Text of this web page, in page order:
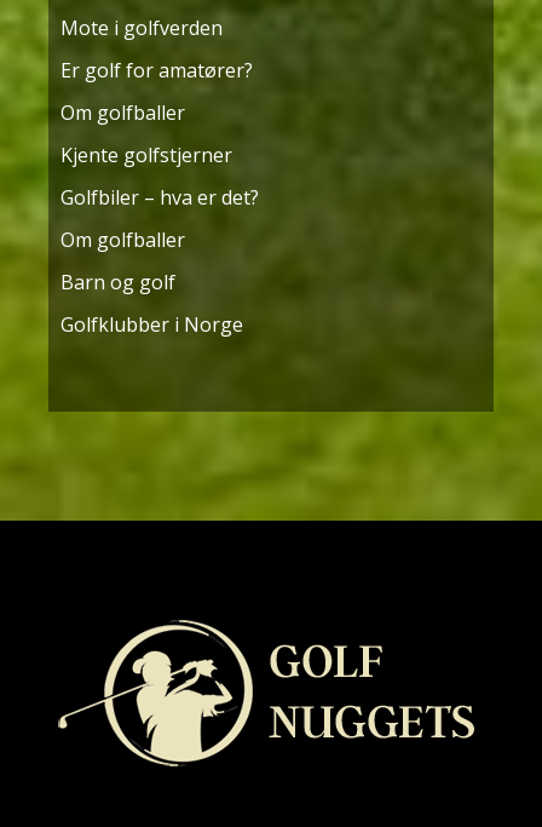
Mote i golfverden
Er golf for amatører?
Om golfballer
Kjente golfstjerner
Golfbiler – hva er det?
Om golfballer
Barn og golf
Golfklubber i Norge